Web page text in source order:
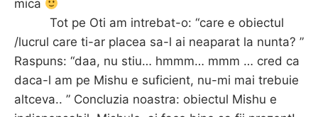
mica
Tot pe Oti am intrebat-o: “care e obiectul
/lucrul care ti-ar placea sa-l ai neaparat la nunta? ”
Raspuns: “daa, nu stiu… hmmm… mmm … cred ca
daca-l am pe Mishu e suficient, nu-mi mai trebuie
altceva.. ” Concluzia noastra: obiectul Mishu e